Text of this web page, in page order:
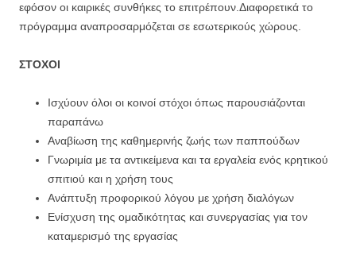
εφόσον οι καιρικές συνθήκες το επιτρέπουν.Διαφορετικά το
πρόγραμμα αναπροσαρμόζεται σε εσωτερικούς χώρους.
ΣΤΟΧΟΙ
Ισχύουν όλοι οι κοινοί στόχοι όπως παρουσιάζονται
παραπάνω
Αναβίωση της καθημερινής ζωής των παππούδων
Γνωριμία με τα αντικείμενα και τα εργαλεία ενός κρητικού
σπιτιού και η χρήση τους
Ανάπτυξη προφορικού λόγου με χρήση διαλόγων
Ενίσχυση της ομαδικότητας και συνεργασίας για τον
καταμερισμό της εργασίας